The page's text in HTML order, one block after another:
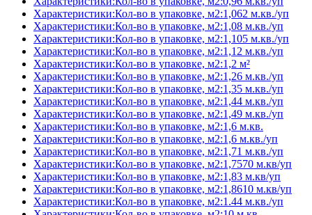
Характеристики:Кол-во в упаковке, м2:1,062 м.кв./уп
Характеристики:Кол-во в упаковке, м2:1,08 м.кв./уп
Характеристики:Кол-во в упаковке, м2:1,105 м.кв./уп
Характеристики:Кол-во в упаковке, м2:1,12 м.кв./уп
Характеристики:Кол-во в упаковке, м2:1,2 м²
Характеристики:Кол-во в упаковке, м2:1,26 м.кв./уп
Характеристики:Кол-во в упаковке, м2:1,35 м.кв./уп
Характеристики:Кол-во в упаковке, м2:1,44 м.кв./уп
Характеристики:Кол-во в упаковке, м2:1,49 м.кв./уп
Характеристики:Кол-во в упаковке, м2:1,6 м.кв.
Характеристики:Кол-во в упаковке, м2:1,6 м.кв./уп
Характеристики:Кол-во в упаковке, м2:1,71 м.кв./уп
Характеристики:Кол-во в упаковке, м2:1,7570 м.кв/уп
Характеристики:Кол-во в упаковке, м2:1,83 м.кв/уп
Характеристики:Кол-во в упаковке, м2:1,8610 м.кв/уп
Характеристики:Кол-во в упаковке, м2:1.44 м.кв./уп